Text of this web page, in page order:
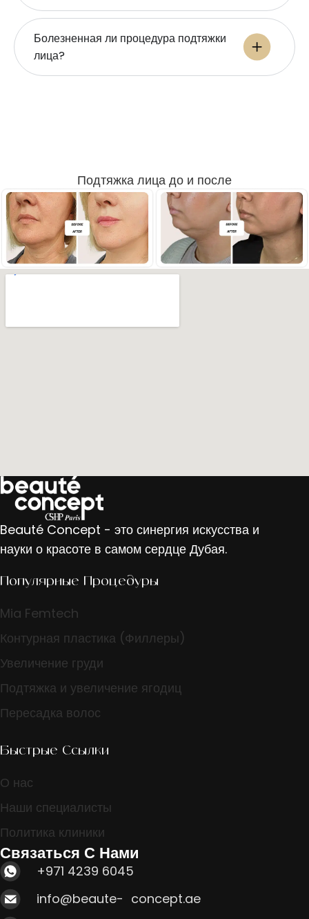
Болезненная ли процедура подтяжки
лица?
Подтяжка лица до и после
Beauté Concept - это синергия искусства и
науки о красоте в самом сердце Дубая.
Популярные Процедуры
Mia Femtech
Контурная пластика (Филлеры)
Увеличение груди
Подтяжка и увеличение ягодиц
Пересадка волос
Быстрые Ссылки
О нас
Наши специалисты
Политика клиники
Связаться С Нами
+971 4239 6045
info@beaute- concept.ae